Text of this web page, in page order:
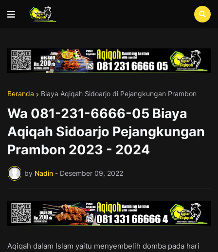
Beranda Biaya Aqiqah Sidoarjo di Pejangkungan Prambon
Wa 081-231-6666-05 Biaya
Aqiqah Sidoarjo Pejangkungan
Prambon 2023 - 2024
by Nadin - Desember 09, 2022
Aqiqah dalam Islam yaitu menyembelih domba pada hari